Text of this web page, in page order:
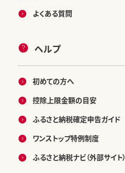
よくある質問
ヘルプ
初めての方へ
控除上限金額の目安
ふるさと納税確定申告ガイド
ワンストップ特例制度
ふるさと納税ナビ（外部サイト）